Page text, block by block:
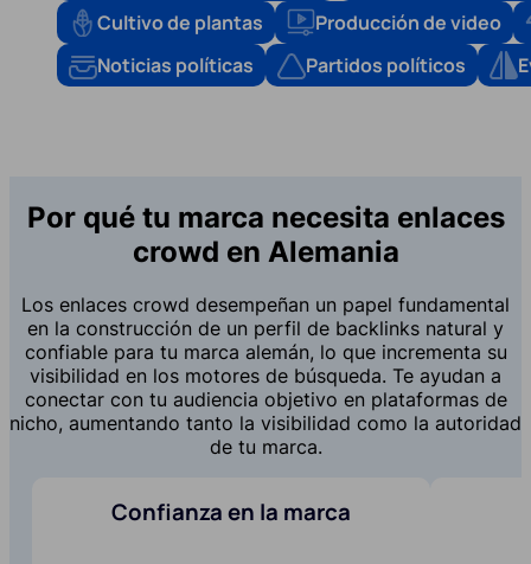
Cultivo de plantas
Producción de video
Noticias políticas
Partidos políticos
Por qué tu marca necesita enlaces
crowd en Alemania
Los enlaces crowd desempeñan un papel fundamental
en la construcción de un perfil de backlinks natural y
confiable para tu marca alemán, lo que incrementa su
visibilidad en los motores de búsqueda. Te ayudan a
conectar con tu audiencia objetivo en plataformas de
nicho, aumentando tanto la visibilidad como la autoridad
de tu marca.
Confianza en la marca